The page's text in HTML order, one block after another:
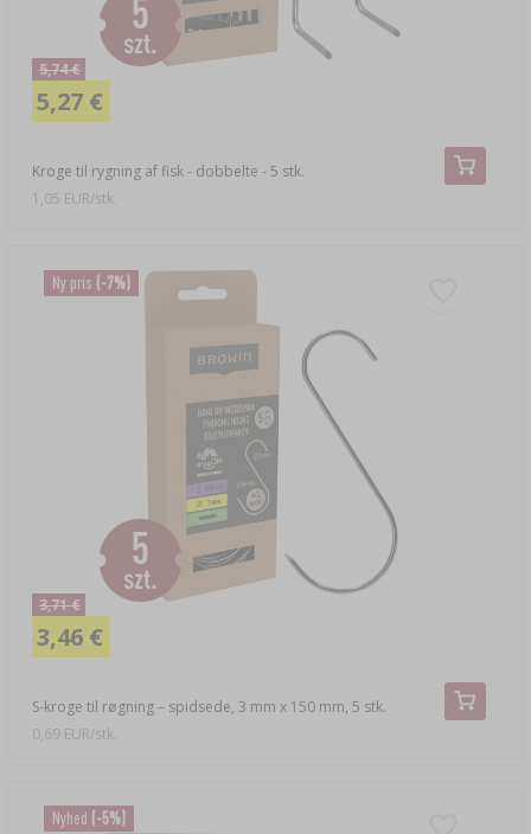
Kroge til rygning af fisk - dobbelte - 5 stk.
5,74 €
5,27 €
1,05 EUR/stk.
Ny pris (-7%)
S-kroge til røgning – spidsede, 3 mm x 150 mm, 5 stk.
3,71 €
3,46 €
0,69 EUR/stk.
Nyhed (-5%)